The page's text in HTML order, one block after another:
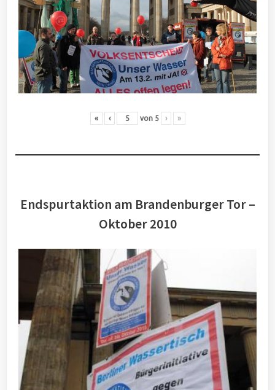
« ‹ von 5 › »
Endspurtaktion am Brandenburger Tor –
Oktober 2010